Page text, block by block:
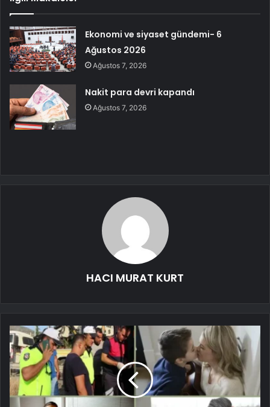
Ekonomi ve siyaset gündemi- 6
Ağustos 2026
Ağustos 7, 2026
Nakit para devri kapandı
Ağustos 7, 2026
HACI MURAT KURT